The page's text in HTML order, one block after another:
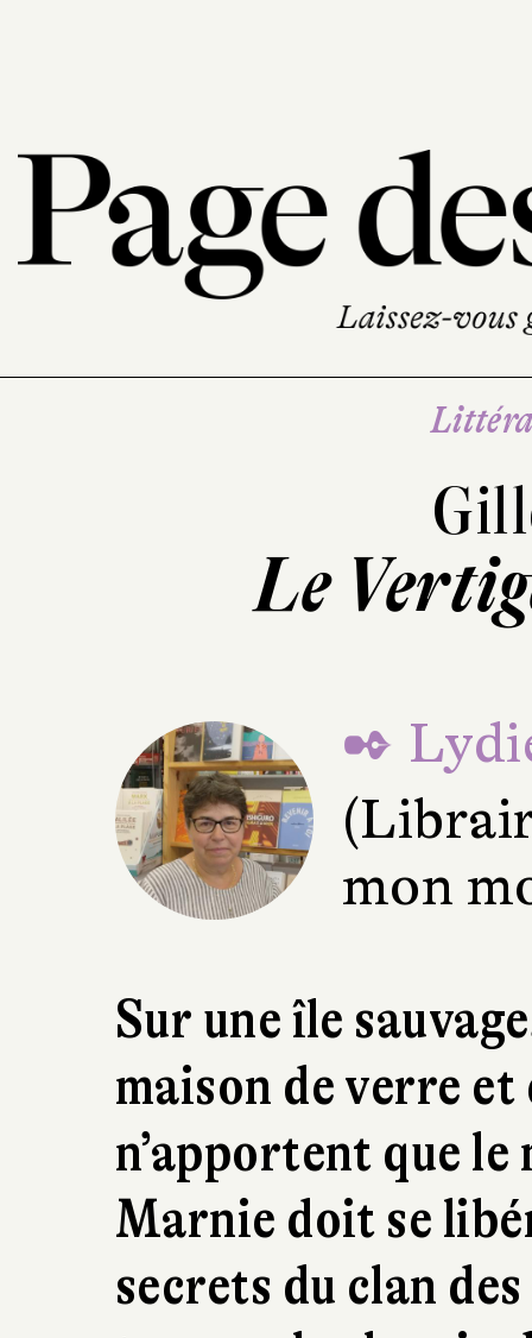
Le
✒
mon
Sur une île
maison de verre et
n’apportent que
Marnie doit se
secrets du clan